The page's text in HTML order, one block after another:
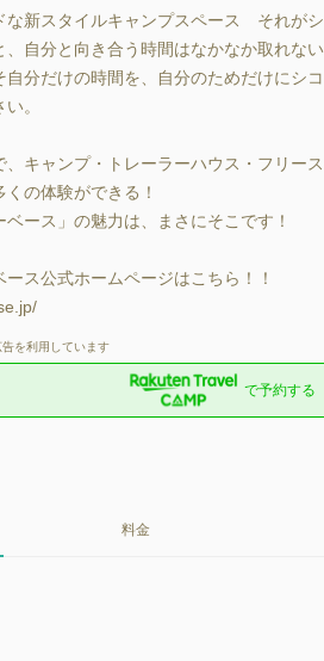
な新スタイルキャンプスペース　それがシ
、自分と向き合う時間はなかなか取れない
自分だけの時間を、自分のためだけにシ
。
、キャンプ・トレーラーハウス・フリー
の体験ができる！
ベース」の魅力は、まさにそこです！
ース公式ホームページはこちら！！
を利用しています
で予約する
料金